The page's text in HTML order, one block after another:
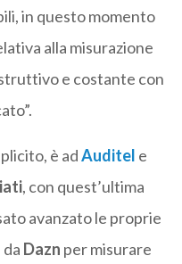
in questo momento
alla misurazione
e costante con
è adAuditel e
, con quest’ultima
avanzato le proprie
Dazn per misurare